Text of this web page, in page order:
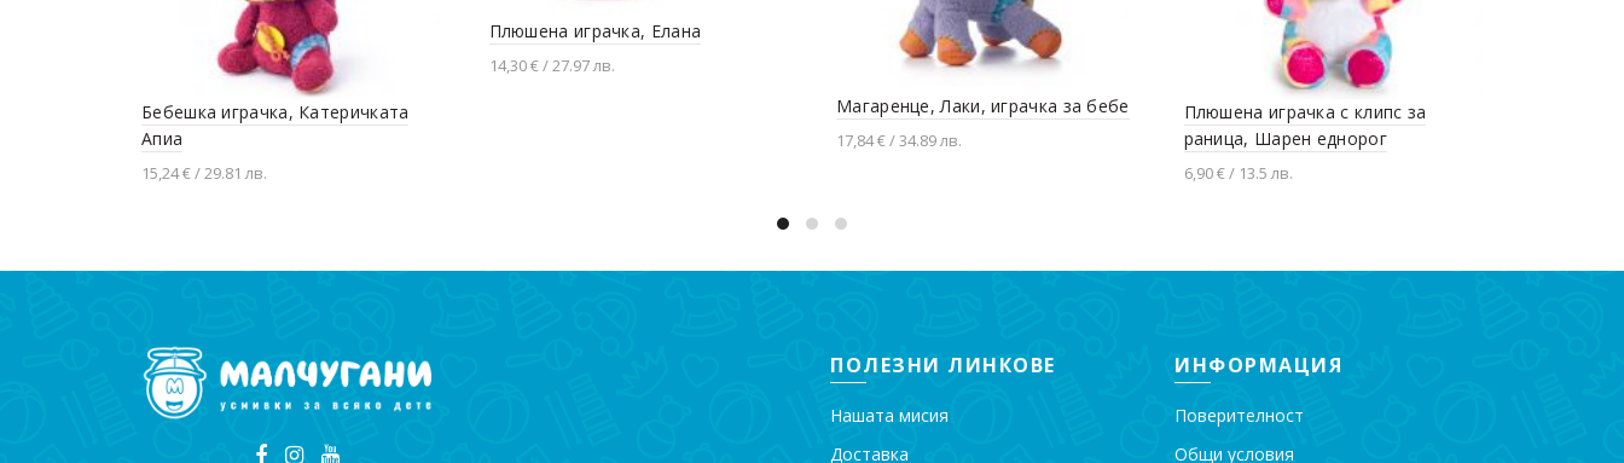
Бебешка играчка, Катеричката
Апиа
15,24 € / 29.81 лв.
Плюшена играчка, Елана
14,30 € / 27.97 лв.
Магаренце, Лаки, играчка за бебе
17,84 € / 34.89 лв.
Плюшена играчка с клипс за
раница, Шарен еднорог
6,90 € / 13.5 лв.
ПОЛЕЗНИ ЛИНКОВЕ
Нашата мисия
Доставка
ИНФОРМАЦИЯ
Поверителност
Общи условия